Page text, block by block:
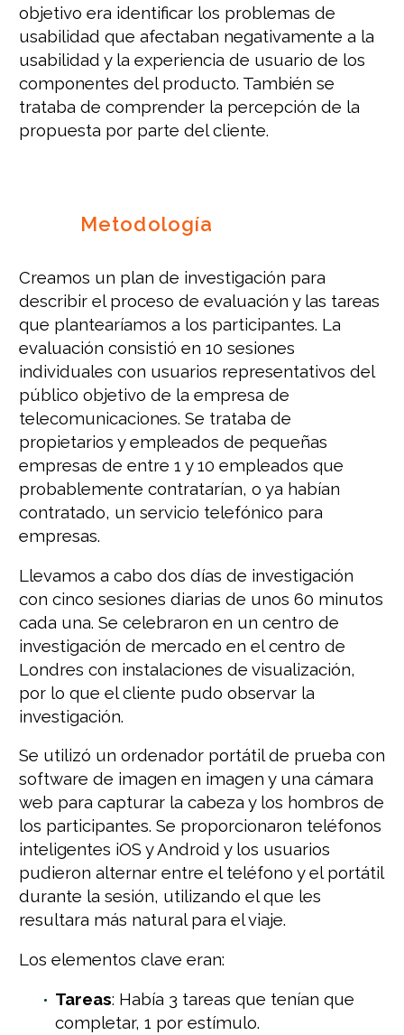
objetivo era identificar los problemas de
usabilidad que afectaban negativamente a la
usabilidad y la experiencia de usuario de los
componentes del producto. También se
trataba de comprender la percepción de la
propuesta por parte del cliente.
Metodología
Creamos un plan de investigación para
describir el proceso de evaluación y las tareas
que plantearíamos a los participantes. La
evaluación consistió en 10 sesiones
individuales con usuarios representativos del
público objetivo de la empresa de
telecomunicaciones. Se trataba de
propietarios y empleados de pequeñas
empresas de entre 1 y 10 empleados que
probablemente contratarían, o ya habían
contratado, un servicio telefónico para
empresas.
Llevamos a cabo dos días de investigación
con cinco sesiones diarias de unos 60 minutos
cada una. Se celebraron en un centro de
investigación de mercado en el centro de
Londres con instalaciones de visualización,
por lo que el cliente pudo observar la
investigación.
Se utilizó un ordenador portátil de prueba con
software de imagen en imagen y una cámara
web para capturar la cabeza y los hombros de
los participantes. Se proporcionaron teléfonos
inteligentes iOS y Android y los usuarios
pudieron alternar entre el teléfono y el portátil
durante la sesión, utilizando el que les
resultara más natural para el viaje.
Los elementos clave eran:
Tareas: Había 3 tareas que tenían que
completar, 1 por estímulo.